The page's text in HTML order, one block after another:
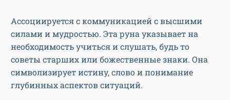
Ассоциируется с коммуникацией с высшими
силами и мудростью. Эта руна указывает на
необходимость учиться и слушать, будь то
советы старших или божественные знаки. Она
символизирует истину, слово и понимание
глубинных аспектов ситуаций.